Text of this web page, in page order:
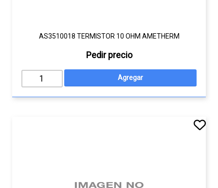
AS3510018 TERMISTOR 10 OHM AMETHERM
Pedir precio